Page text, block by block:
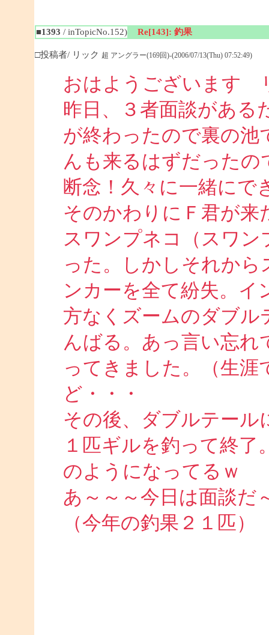
■1393 / inTopicNo.152) Re[143]: 釣果
□投稿者/ リック 超 アングラー(169回)-(2006/07/13(Thu) 07:52:49)
おはようございます
昨日、３者面談がある
が終わったので裏の池
んも来るはずだったの
断念！久々に一緒にで
そのかわりにＦ君が来
スワンプネコ（スワ
った。しかしそれか
ンカーを全て紛失。イ
方なくズームのダブル
んばる。あっ言い忘れ
ってきました。（生涯
ど・・・
その後、ダブルテール
１匹ギルを釣って終
のようになってるｗ
あ～～～今日は面談だ
（今年の釣果２１匹）